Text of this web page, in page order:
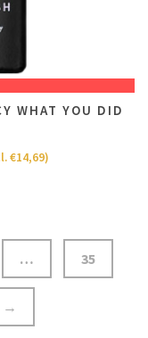
WHAT YOU DID
€14,69)
… 35
→